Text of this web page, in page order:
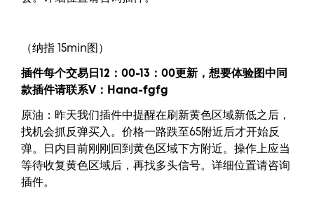
（纳指 15min图）
插件每个交易日12：00-13：00更新， 想要体验图中 同
款插件请联系V： Hana-fgfg
原油：昨天我们插件中提醒在刷新黄色区域新低之后，
找机会抓反弹买入。价格一路跌至65附近后才开始反
弹。日内目前刚刚回到黄色区域下方附近。操作上应当
等待收复黄色区域后，再找多头信号。详细位置请咨询
插件。